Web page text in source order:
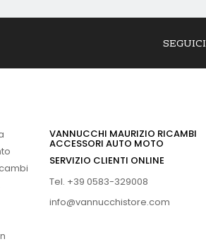
SEGUICI
VANNUCCHI MAURIZIO RICAMBI
ACCESSORI AUTO MOTO
SERVIZIO CLIENTI ONLINE
Tel. +39 0583-329008
info@vannucchistore.com